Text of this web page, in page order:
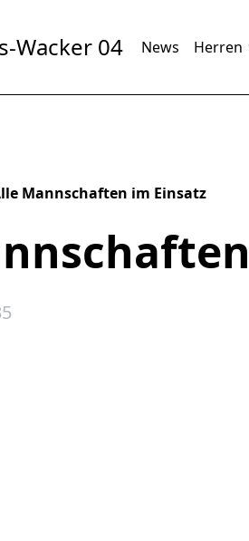
Wacker 04 News Herren
Mannschaften im Einsatz